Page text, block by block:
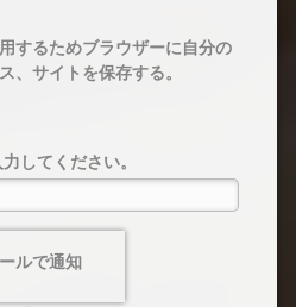
するためブラウザーに自分の
、サイトを保存する。
してください。
ルで通知